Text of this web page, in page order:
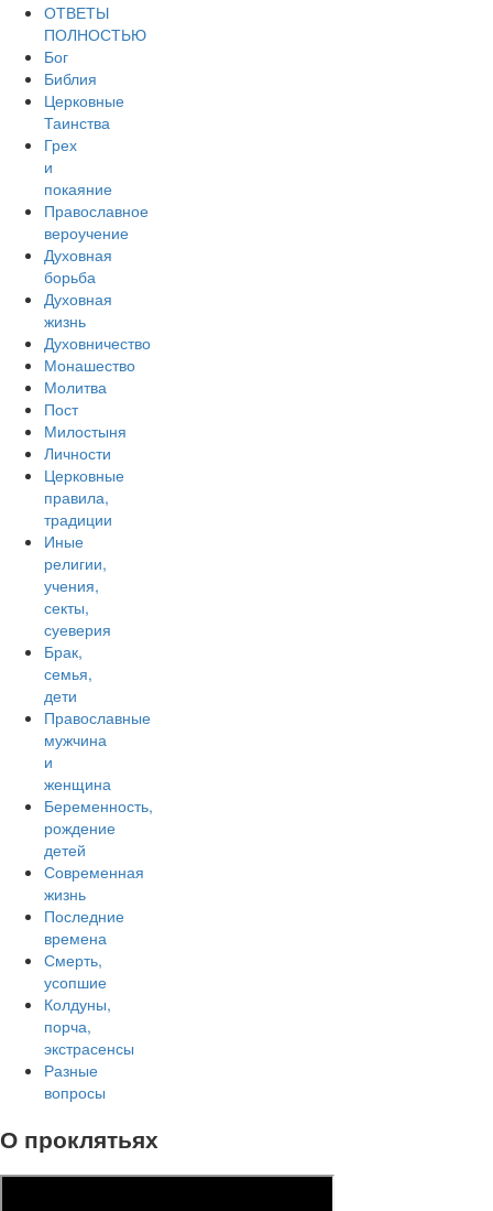
ОТВЕТЫ
ПОЛНОСТЬЮ
Бог
Библия
Церковные
Таинства
Грех
и
покаяние
Православное
вероучение
Духовная
борьба
Духовная
жизнь
Духовничество
Монашество
Молитва
Пост
Милостыня
Личности
Церковные
правила,
традиции
Иные
религии,
учения,
секты,
суеверия
Брак,
семья,
дети
Православные
мужчина
и
женщина
Беременность,
рождение
детей
Современная
жизнь
Последние
времена
Смерть,
усопшие
Колдуны,
порча,
экстрасенсы
Разные
вопросы
О проклятьях